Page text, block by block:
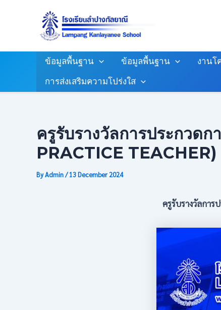
ข้อมูลพื้นฐาน ข้อมูลพื้นฐาน งานโ
การส่งเสริมความโปร่งใส
ครูรับรางวัลการประกวด
PRACTICE TEACHER)
ByAdmin/13 December 2024
ครูรับรางวัลการ
Navigation